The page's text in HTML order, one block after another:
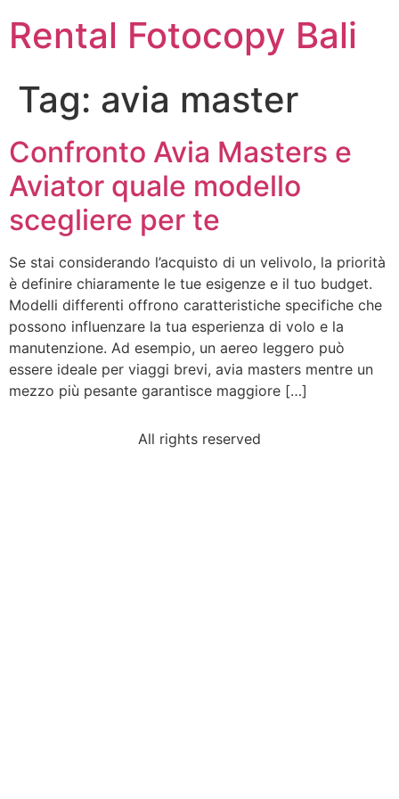
Rental Fotocopy Bali
Tag: avia master
Confronto Avia Masters e
Aviator quale modello
scegliere per te
Se stai considerando l’acquisto di un velivolo, la priorità
è definire chiaramente le tue esigenze e il tuo budget.
Modelli differenti offrono caratteristiche specifiche che
possono influenzare la tua esperienza di volo e la
manutenzione. Ad esempio, un aereo leggero può
essere ideale per viaggi brevi, avia masters mentre un
mezzo più pesante garantisce maggiore […]
All rights reserved